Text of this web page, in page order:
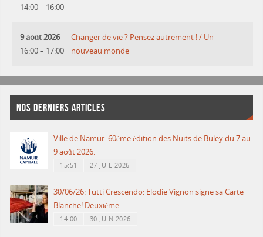
14:00– 16:00
9 août 2026
16:00– 17:00
Changer de vie ? Pensez autrement ! / Un
nouveau monde
NOS DERNIERS ARTICLES
Ville de Namur: 60ème édition des Nuits de Buley du 7 au
9 août 2026.
15:51 27 JUIL 2026
30/06/26: Tutti Crescendo: Elodie Vignon signe sa Carte
Blanche! Deuxième.
14:00 30 JUIN 2026